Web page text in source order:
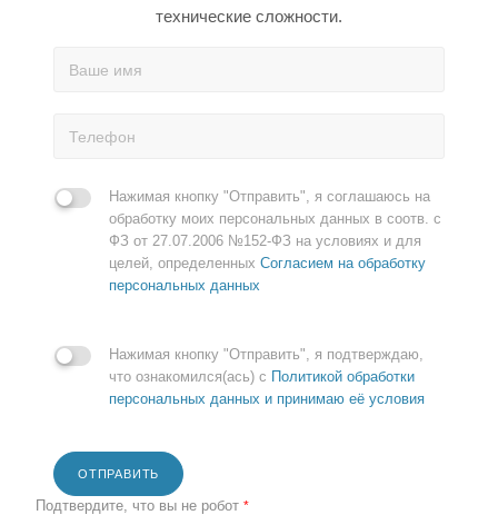
технические сложности.
Нажимая кнопку "Отправить", я соглашаюсь на
обработку моих персональных данных в соотв. с
ФЗ от 27.07.2006 №152-ФЗ на условиях и для
целей, определенных Согласием на обработку
персональных данных
Нажимая кнопку "Отправить", я подтверждаю,
что ознакомился(ась) с Политикой обработки
персональных данных и принимаю её условия
ОТПРАВИТЬ
Подтвердите, что вы не робот *